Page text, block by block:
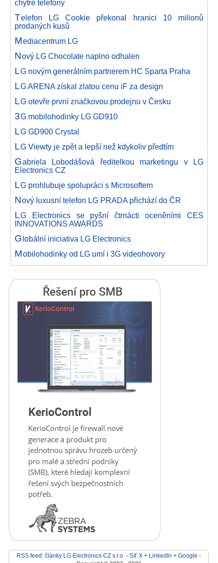
chytré telefony
Telefon LG Cookie překonal hranici 10 milionů
prodaných kusů
Mediacentrum LG
Nový LG Chocolate naplno odhalen
LG novým generálním partnerem HC Sparta Praha
LG ARENA získal zlatou cenu iF za design
LG otevře první značkovou prodejnu v Česku
3G mobilohodinky LG GD910
LG GD900 Crystal
LG Viewty je zpět a lepší než kdykoliv předtím
Gabriela Lobodášová ředitelkou marketingu v LG
Electronics CZ
LG prohlubuje spolupráci s Microsoftem
Nový luxusní telefon LG PRADA přichází do ČR
LG Electronics se pyšní čtrnácti oceněními CES
INNOVATIONS AWARDS
Globální iniciativa LG Electronics
Mobilohodinky od LG umí i 3G videohovory
RSS feed: články LG Electronics CZ s.r.o. - Síť X + LinkedIn + Google -